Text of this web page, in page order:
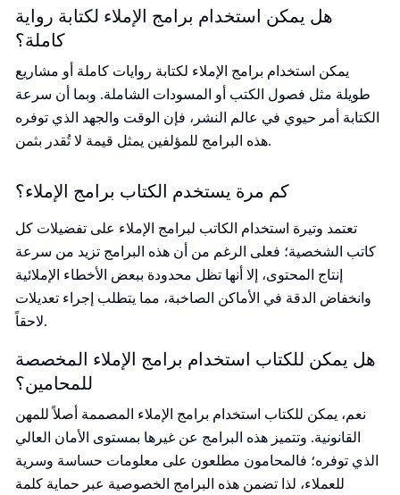
هل يمكن استخدام برامج الإملاء لكتابة رواية
كاملة؟
يمكن استخدام برامج الإملاء لكتابة روايات كاملة أو مشاريع
طويلة مثل فصول الكتب أو المسودات الشاملة. وبما أن سرعة
الكتابة أمر حيوي في عالم النشر، فإن الوقت والجهد الذي توفره
هذه البرامج للمؤلفين يمثل قيمة لا تُقدر بثمن.
كم مرة يستخدم الكتاب برامج الإملاء؟
تعتمد وتيرة استخدام الكاتب لبرامج الإملاء على تفضيلات كل
كاتب الشخصية؛ فعلى الرغم من أن هذه البرامج تزيد من سرعة
إنتاج المحتوى، إلا أنها تظل محدودة ببعض الأخطاء الإملائية
وانخفاض الدقة في الأماكن الصاخبة، مما يتطلب إجراء تعديلات
لاحقاً.
هل يمكن للكتاب استخدام برامج الإملاء المخصصة
للمحامين؟
نعم، يمكن للكتاب استخدام برامج الإملاء المصممة أصلاً للمهن
القانونية. وتتميز هذه البرامج عن غيرها بمستوى الأمان العالي
الذي توفره؛ فالمحامون مطلعون على معلومات حساسة وسرية
للعملاء، لذا تضمن هذه البرامج الخصوصية عبر حماية كلمة